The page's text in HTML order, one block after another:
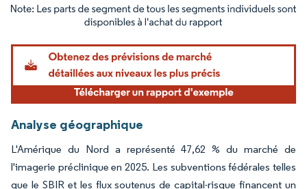
Image © Mordor Intelligence. La réutilisation nécessite une attribution sous CC BY
Analyse géographique
L'Amérique du Nord a représenté 47,62 % du marché de
l'imagerie préclinique en 2025. Les subventions fédérales telles
que le SBIR et les flux soutenus de capital-risque financent un